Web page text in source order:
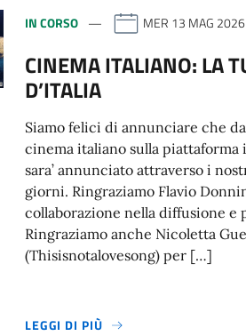
IN CORSO MER 13 MAG 2026
CINEMA ITALIANO: LA
D’ITALIA
Siamo felici di annunciare che
cinema italiano sulla
sara’ annunciato attraverso i
giorni. Ringraziamo Flavio
collaborazione nella diffusione e
Ringraziamo anche Nicoletta
(Thisisnotalovesong) per […]
LEGGI DI PIÙ